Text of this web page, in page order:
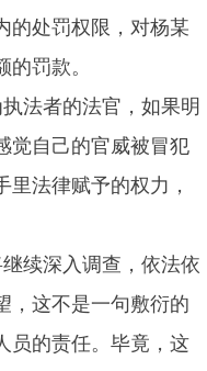
的处罚权限，对杨某
罚款。
法者的法官，如果明
觉自己的官威被冒犯
法律赋予的权力，
续深入调查，依法依
，这不是一句敷衍的
员的责任。毕竟，这